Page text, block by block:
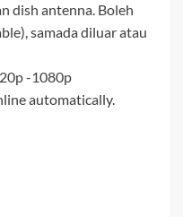
dish antenna. Boleh
samada diluar atau
-1080p
automatically.